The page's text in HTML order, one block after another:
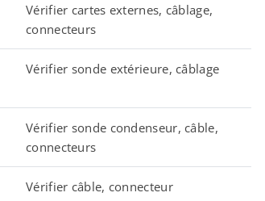
Vérifier cartes externes, câblage,
connecteurs
Vérifier sonde extérieure, câblage
Vérifier sonde condenseur, câble,
connecteurs
Vérifier câble, connecteur